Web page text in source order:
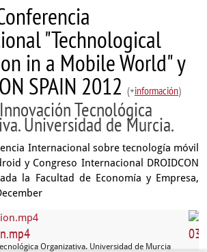
"Technological
in a Mobile World" y
SPAIN 2012 (+información)
Tecnológica
Universidad de Murcia.
Internacional sobre tecnología móvil
y Congreso Internacional DROIDCON
la Facultad de Economía y Empresa,
Organizativa. Universidad de Murcia